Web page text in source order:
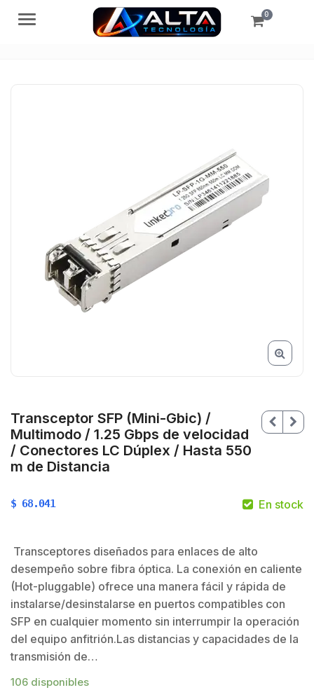
Menú 0
Transceptor SFP (Mini-Gbic) /
Multimodo / 1.25 Gbps de velocidad
/ Conectores LC Dúplex / Hasta 550
m de Distancia
$ 68.041 En stock
Transceptores diseñados para enlaces de alto
desempeño sobre fibra óptica. La conexión en caliente
(Hot-pluggable) ofrece una manera fácil y rápida de
instalarse/desinstalarse en puertos compatibles con
SFP en cualquier momento sin interrumpir la operación
del equipo anfitrión.Las distancias y capacidades de la
transmisión de…
106 disponibles